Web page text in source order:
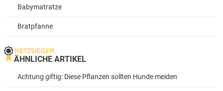
Babymatratze
Bratpfanne
ÄHNLICHE ARTIKEL
Achtung giftig: Diese Pflanzen sollten Hunde meiden